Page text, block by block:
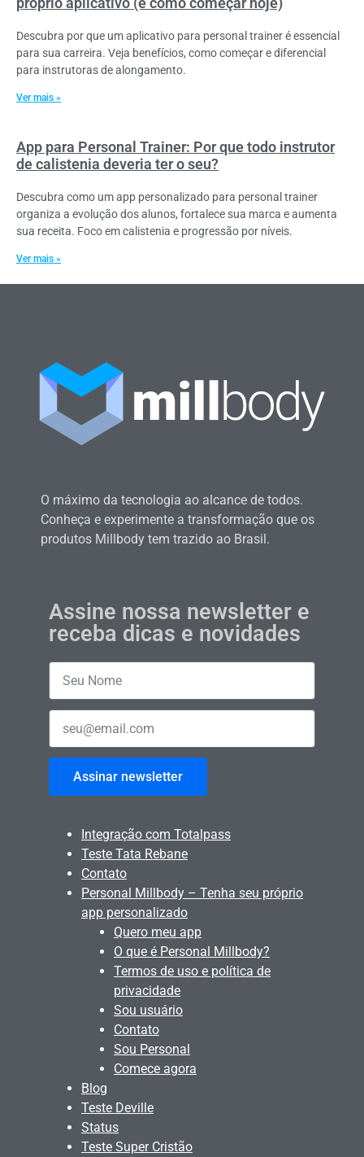
Descubra por que um aplicativo para personal trainer é essencial
para sua carreira. Veja benefícios, como começar e diferencial
para instrutoras de alongamento.
Ver mais »
App para Personal Trainer: Por que todo instrutor
de calistenia deveria ter o seu?
Descubra como um app personalizado para personal trainer
organiza a evolução dos alunos, fortalece sua marca e aumenta
sua receita. Foco em calistenia e progressão por níveis.
Ver mais »
O máximo da tecnologia ao alcance de todos.
Conheça e experimente a transformação que os
produtos Millbody tem trazido ao Brasil.
Assine nossa newsletter e
receba dicas e novidades
Assinar newsletter
Integração com Totalpass
Teste Tata Rebane
Contato
Personal Millbody – Tenha seu próprio
app personalizado
Quero meu app
O que é Personal Millbody?
Termos de uso e política de
privacidade
Sou usuário
Contato
Sou Personal
Comece agora
Blog
Teste Deville
Status
Teste Super Cristão